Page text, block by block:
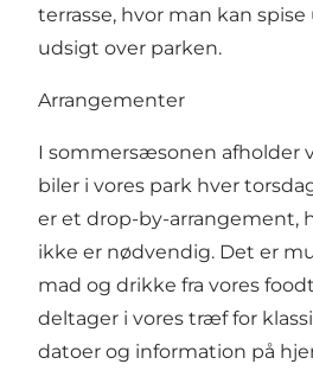
terrasse, hvor man kan
udsigt over parken.
Arrangementer
I sommersæsonen afholder
biler i vores park hver
er et drop-by-arrangement,
ikke er nødvendig. Det er
mad og drikke fra vores
deltager i vores træf for
datoer og information på